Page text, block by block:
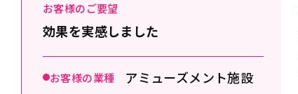
お客様のご要望
効果を実感しました
お客様の業種 アミューズメント施設